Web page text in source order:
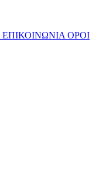
ΕΠΙΚΟΙΝΩΝΙΑ ΟΡΟΙ